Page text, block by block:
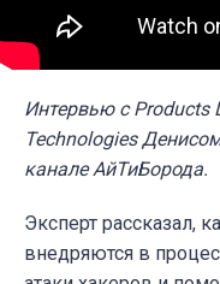
Интервью с Products
Technologies
канале АйТиБорода.
Эксперт рассказал,
внедряются в